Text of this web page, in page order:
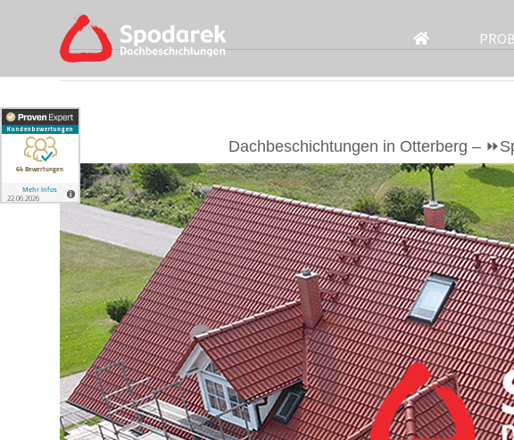
Dachbeschichtungen in Otterberg –